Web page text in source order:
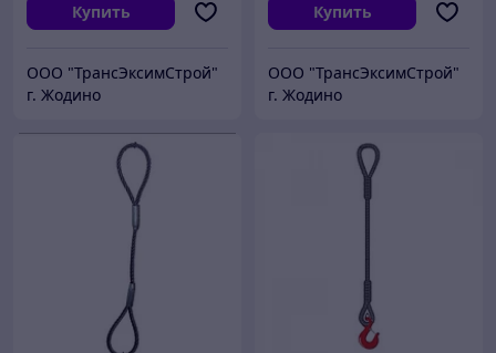
Купить
ООО "ТрансЭксимСтрой"
г. Жодино
Купить
ООО "ТрансЭксимСтрой"
г. Жодино